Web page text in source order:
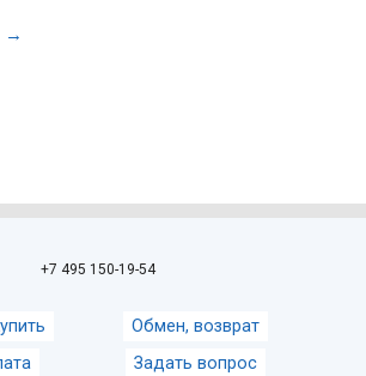
→
+7 495 150-19-54
Обмен, возврат
Задать вопрос